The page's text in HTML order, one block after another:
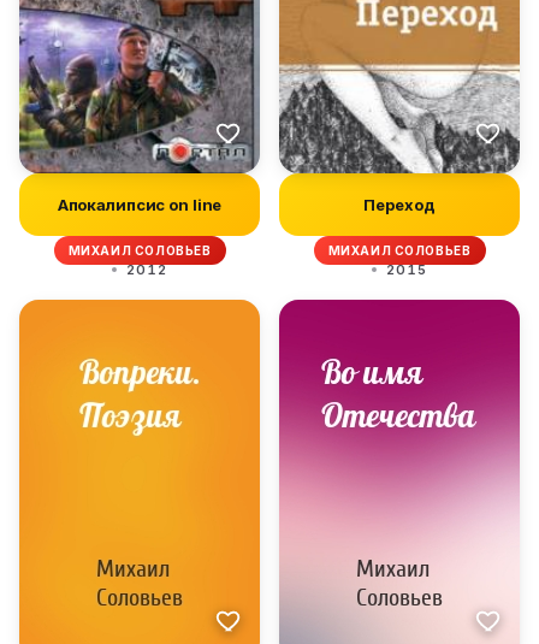
Апокалипсис on line
МИХАИЛ СОЛОВЬЕВ
2012
Переход
МИХАИЛ СОЛОВЬЕВ
2015